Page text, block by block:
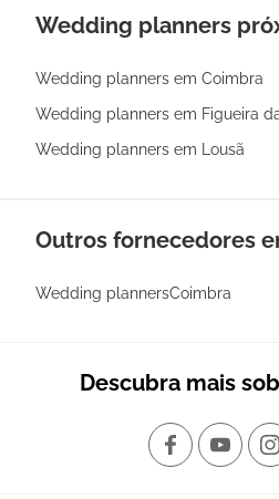
Wedding planners
Wedding planners em Coimbra
Wedding planners em Figueira
Wedding planners em Lousã
Outros fornecedores
Wedding plannersCoimbra
Descubra mais